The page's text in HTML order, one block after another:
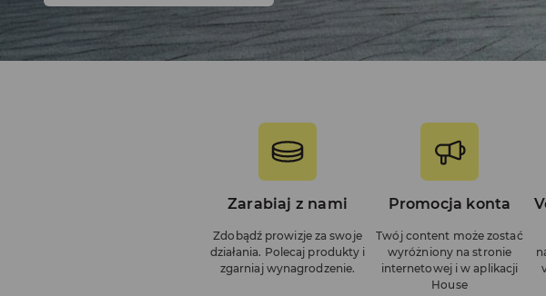
Zarabiaj z nami
Zdobądź prowizje za swoje
działania. Polecaj produkty i
zgarniaj wynagrodzenie.
Promocja konta
Twój content może zostać
wyróżniony na stronie
internetowej i w aplikacji
House